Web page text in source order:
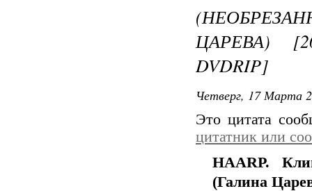
ЦАРЕВА)
DVDRIP]
Четверг, 17 Марта
Это цитата
цитатник или
HAARP.
(Галина